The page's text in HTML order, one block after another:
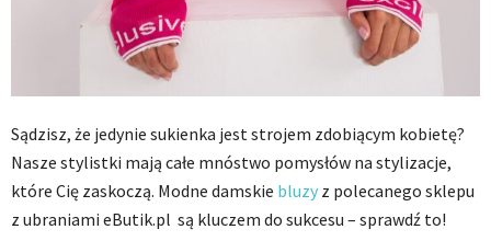
Sądzisz, że jedynie sukienka jest strojem zdobiącym kobietę?
Nasze stylistki mają całe mnóstwo pomysłów na stylizacje,
które Cię zaskoczą. Modne damskie bluzy z polecanego sklepu
z ubraniami eButik.pl są kluczem do sukcesu – sprawdź to!